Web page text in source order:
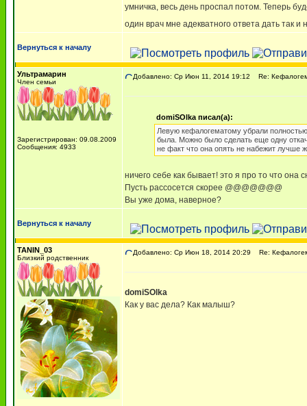
умничка, весь день проспал потом. Теперь
один врач мне адекватного ответа дать так
Вернуться к началу
Ультрамарин
Член семьи
Зарегистрирован: 09.08.2009
Сообщения: 4933
Добавлено: Ср Июн 11, 2014 19:12 Re:
domiSOlka писал(а):
Левую кефалогематому убрали
была. Можно было сделать еще одну
не факт что она опять не набежит лучше
ничего себе как бывает! это я про то что она
Пусть рассосется скорее @@@@@@@
Вы уже дома, наверное?
Вернуться к началу
TANIN_03
Близкий родственник
Добавлено: Ср Июн 18, 2014 20:29 Re:
domiSOlka
Как у вас дела? Как малыш?